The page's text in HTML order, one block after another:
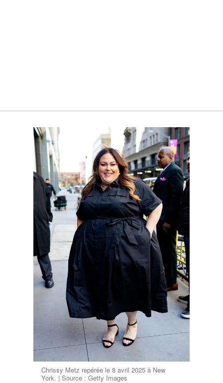
Chrissy Metz repérée le 8 avril 2025 à New
York. | Source : Getty Images